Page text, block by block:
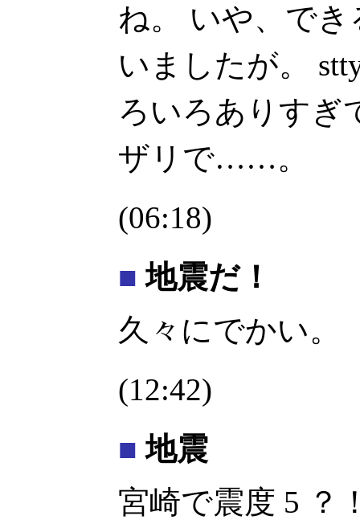
ね。 いや、で
いましたが。
ろいろありすぎ
ザリで……。
(06:18)
■ 地震だ！
久々にでかい。
(12:42)
■ 地震
宮崎で震度 5 ？